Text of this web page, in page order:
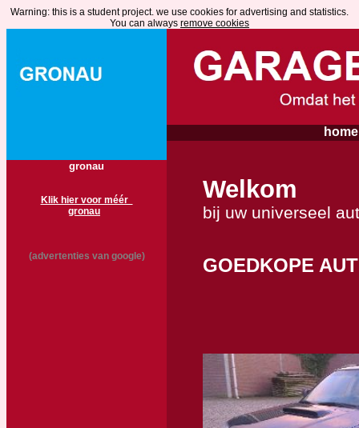
Warning: this is a student project. we use cookies for advertising and statistics.
You can always remove cookies
gronau
Klik hier voor méér
gronau
(advertenties van google)
Welkom
bij uw universeel
GOEDKOPE